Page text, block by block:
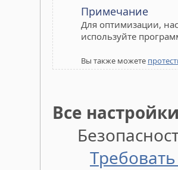
Примечание
Для оптимизации,
используйте
Вы также можете
Все